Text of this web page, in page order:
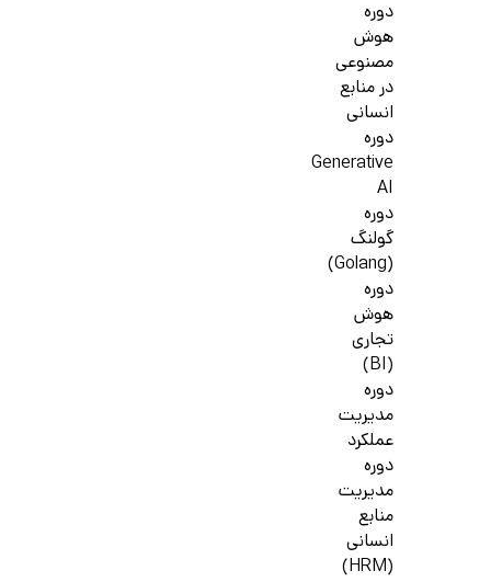
دوره
هوش
مصنوعی
در منابع
انسانی
دوره
Generative
AI
دوره
گولنگ
(Golang)
دوره
هوش
تجاری
(BI)
دوره
مدیریت
عملکرد
دوره
مدیریت
منابع
انسانی
(HRM)